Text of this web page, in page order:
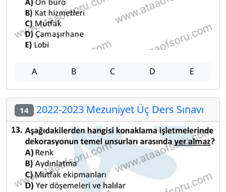
A B C D E
14 2022-2023 Mezuniyet Üç Ders Sınavı